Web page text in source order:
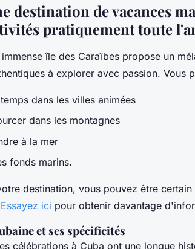
destination de vacances
pratiquement toute
île des Caraïbes propose un
à explorer avec passion. Vous
dans les villes animées
dans les montagnes
à la mer
fonds marins.
destination, vous pouvez être
Essayez ici pour obtenir davantage
et ses spécificités
célébrations à Cuba ont une longue